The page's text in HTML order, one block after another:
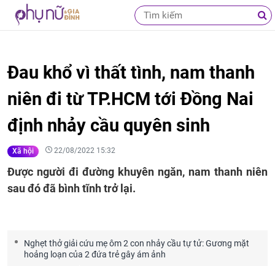
Đau khổ vì thất tình, nam thanh
niên đi từ TP.HCM tới Đồng Nai
định nhảy cầu quyên sinh
Xã hội 22/08/2022 15:32
Được người đi đường khuyên ngăn, nam thanh niên
sau đó đã bình tĩnh trở lại.
Nghẹt thở giải cứu mẹ ôm 2 con nhảy cầu tự tử: Gương mặt
hoảng loạn của 2 đứa trẻ gây ám ảnh